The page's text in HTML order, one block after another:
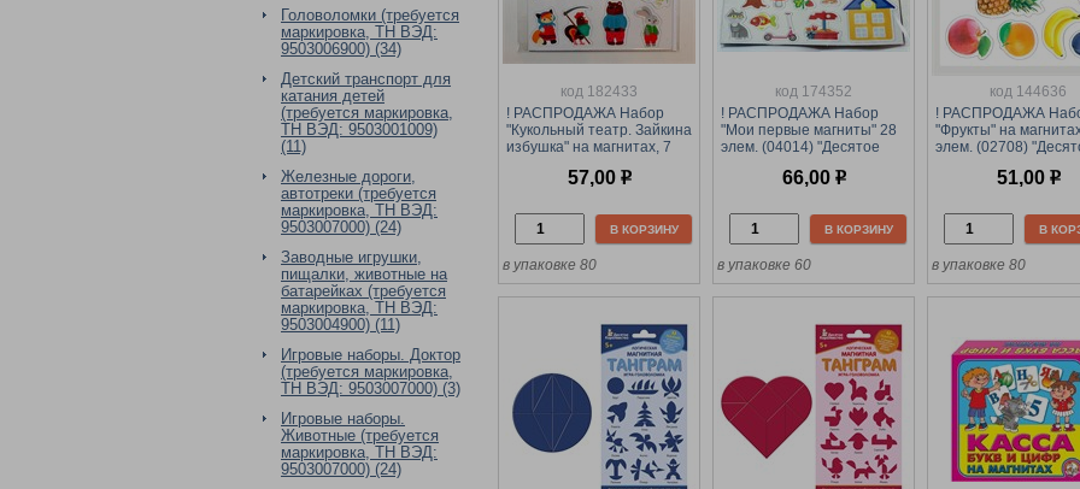
Головоломки (требуется
маркировка, ТН ВЭД:
9503006900) (34)
Детский транспорт для
катания детей
(требуется маркировка,
ТН ВЭД: 9503001009)
(11)
Железные дороги,
автотреки (требуется
маркировка, ТН ВЭД:
9503007000) (24)
Заводные игрушки,
пищалки, животные на
батарейках (требуется
маркировка, ТН ВЭД:
9503004900) (11)
Игровые наборы. Доктор
(требуется маркировка,
ТН ВЭД: 9503007000) (3)
Игровые наборы.
Животные (требуется
маркировка, ТН ВЭД:
9503007000) (24)
код 182433
! РАСПРОДАЖА Набор
"Кукольный театр. Зайкина
избушка" на магнитах, 7
королевство"
57,00 р
В КОРЗИНУ
в упаковке 80
код 174352
! РАСПРОДАЖА Набор
"Мои первые магниты" 28
элем. (04014) "Десятое
66,00 р
В КОРЗИНУ
в упаковке 60
код 144636
! РАСПРОДАЖА
"Фрукты" на
элем. (02708)
51,00 р
В
в упаковке 80